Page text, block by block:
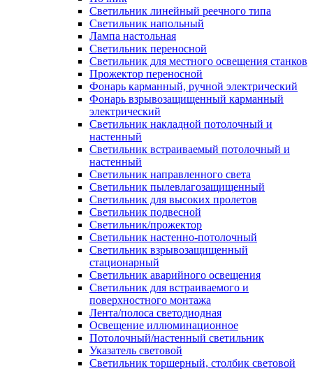
Светильник линейный реечного типа
Светильник напольный
Лампа настольная
Светильник переносной
Светильник для местного освещения станков
Прожектор переносной
Фонарь карманный, ручной электрический
Фонарь взрывозащищенный карманный
электрический
Светильник накладной потолочный и
настенный
Светильник встраиваемый потолочный и
настенный
Светильник направленного света
Светильник пылевлагозащищенный
Светильник для высоких пролетов
Светильник подвесной
Светильник/прожектор
Светильник настенно-потолочный
Светильник взрывозащищенный
стационарный
Светильник аварийного освещения
Светильник для встраиваемого и
поверхностного монтажа
Лента/полоса светодиодная
Освещение иллюминационное
Потолочный/настенный светильник
Указатель световой
Светильник торшерный, столбик световой